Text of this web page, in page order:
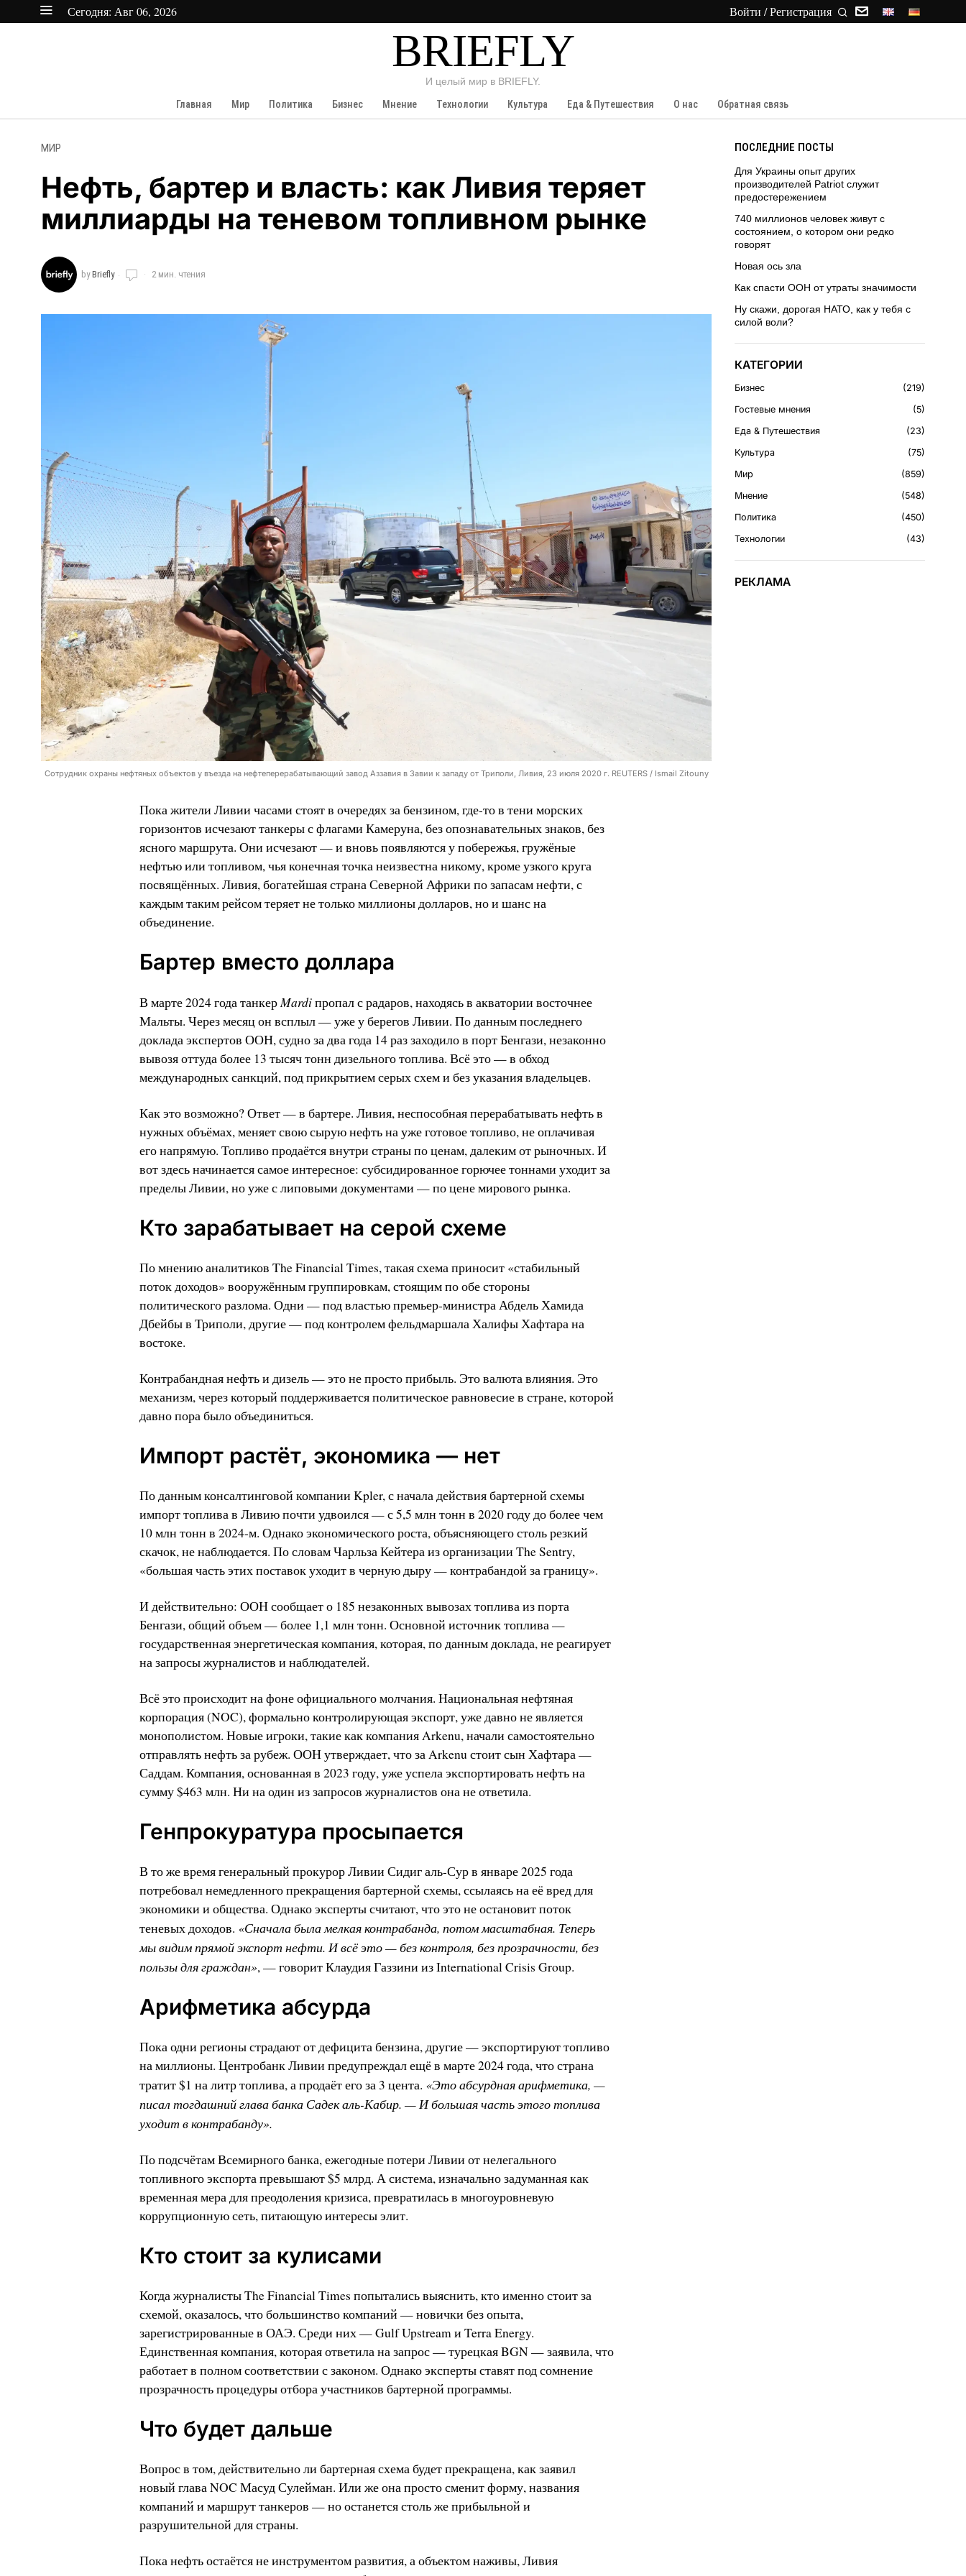
Сегодня: Авг 06, 2026 Войти / Регистрация
BRIEFLY
И целый мир в BRIEFLY.
Главная
Мир Политика Бизнес Мнение Технологии Культура Еда & Путешествия О нас Обратная связь
МИР
Нефть, бартер и власть: как Ливия теряет
миллиарды на теневом топливном рынке
byBriefly 2 мин. чтения
Сотрудник охраны нефтяных объектов у въезда на нефтеперерабатывающий завод Аззавия в Завии к западу от Триполи, Ливия, 23 июля 2020 г. REUTERS / Ismail Zitouny
Пока жители Ливии часами стоят в очередях за бензином, где-то в тени морских
горизонтов исчезают танкеры с флагами Камеруна, без опознавательных знаков, без
ясного маршрута. Они исчезают — и вновь появляются у побережья, гружёные
нефтью или топливом, чья конечная точка неизвестна никому, кроме узкого круга
посвящённых. Ливия, богатейшая страна Северной Африки по запасам нефти, с
каждым таким рейсом теряет не только миллионы долларов, но и шанс на
объединение.
Бартер вместо доллара
В марте 2024 года танкерMardiпропал с радаров, находясь в акватории восточнее
Мальты. Через месяц он всплыл — уже у берегов Ливии. По данным последнего
доклада экспертов ООН, судно за два года 14 раз заходило в порт Бенгази, незаконно
вывозя оттуда более 13 тысяч тонн дизельного топлива. Всё это — в обход
международных санкций, под прикрытием серых схем и без указания владельцев.
Как это возможно? Ответ — в бартере. Ливия, неспособная перерабатывать нефть в
нужных объёмах, меняет свою сырую нефть на уже готовое топливо, не оплачивая
его напрямую. Топливо продаётся внутри страны по ценам, далеким от рыночных. И
вот здесь начинается самое интересное: субсидированное горючее тоннами уходит за
пределы Ливии, но уже с липовыми документами — по цене мирового рынка.
Кто зарабатывает на серой схеме
По мнению аналитиков The Financial Times, такая схема приносит «стабильный
поток доходов» вооружённым группировкам, стоящим по обе стороны
политического разлома. Одни — под властью премьер-министра Абдель Хамида
Дбейбы в Триполи, другие — под контролем фельдмаршала Халифы Хафтара на
востоке.
Контрабандная нефть и дизель — это не просто прибыль. Это валюта влияния. Это
механизм, через который поддерживается политическое равновесие в стране, которой
давно пора было объединиться.
Импорт растёт, экономика — нет
По данным консалтинговой компании Kpler, с начала действия бартерной схемы
импорт топлива в Ливию почти удвоился — с 5,5 млн тонн в 2020 году до более чем
10 млн тонн в 2024-м. Однако экономического роста, объясняющего столь резкий
скачок, не наблюдается. По словам Чарльза Кейтера из организации The Sentry,
«большая часть этих поставок уходит в черную дыру — контрабандой за границу».
И действительно: ООН сообщает о 185 незаконных вывозах топлива из порта
Бенгази, общий объем — более 1,1 млн тонн. Основной источник топлива —
государственная энергетическая компания, которая, по данным доклада, не реагирует
на запросы журналистов и наблюдателей.
Всё это происходит на фоне официального молчания. Национальная нефтяная
корпорация (NOC), формально контролирующая экспорт, уже давно не является
монополистом. Новые игроки, такие как компания Arkenu, начали самостоятельно
отправлять нефть за рубеж. ООН утверждает, что за Arkenu стоит сын Хафтара —
Саддам. Компания, основанная в 2023 году, уже успела экспортировать нефть на
сумму $463 млн. Ни на один из запросов журналистов она не ответила.
Генпрокуратура просыпается
В то же время генеральный прокурор Ливии Сидиг аль-Сур в январе 2025 года
потребовал немедленного прекращения бартерной схемы, ссылаясь на её вред для
экономики и общества. Однако эксперты считают, что это не остановит поток
теневых доходов. «Сначала была мелкая контрабанда, потом масштабная. Теперь
мы видим прямой экспорт нефти. И всё это — без контроля, без прозрачности, без
пользы для граждан», — говорит Клаудия Газзини из International Crisis Group.
Арифметика абсурда
Пока одни регионы страдают от дефицита бензина, другие — экспортируют топливо
на миллионы. Центробанк Ливии предупреждал ещё в марте 2024 года, что страна
тратит $1 на литр топлива, а продаёт его за 3 цента. «Это абсурдная арифметика, —
писал тогдашний глава банка Садек аль-Кабир. — И большая часть этого топлива
уходит в контрабанду».
По подсчётам Всемирного банка, ежегодные потери Ливии от нелегального
топливного экспорта превышают $5 млрд. А система, изначально задуманная как
временная мера для преодоления кризиса, превратилась в многоуровневую
коррупционную сеть, питающую интересы элит.
Кто стоит за кулисами
Когда журналисты The Financial Times попытались выяснить, кто именно стоит за
схемой, оказалось, что большинство компаний — новички без опыта,
зарегистрированные в ОАЭ. Среди них — Gulf Upstream и Terra Energy.
Единственная компания, которая ответила на запрос — турецкая BGN — заявила, что
работает в полном соответствии с законом. Однако эксперты ставят под сомнение
прозрачность процедуры отбора участников бартерной программы.
Что будет дальше
Вопрос в том, действительно ли бартерная схема будет прекращена, как заявил
новый глава NOC Масуд Сулейман. Или же она просто сменит форму, названия
компаний и маршрут танкеров — но останется столь же прибыльной и
разрушительной для страны.
Пока нефть остаётся не инструментом развития, а объектом наживы, Ливия
ПОСЛЕДНИЕ ПОСТЫ
Для Украины опыт других
производителей Patriot служит
предостережением
740 миллионов человек живут с
состоянием, о котором они редко
говорят
Новая ось зла
Как спасти ООН от утраты значимости
Ну скажи, дорогая НАТО, как у тебя с
силой воли?
КАТЕГОРИИ
Бизнес
219
Гостевые мнения
5
Еда & Путешествия
23
Культура
75
Мир
859
Мнение
548
Политика
450
Технологии
43
РЕКЛАМА